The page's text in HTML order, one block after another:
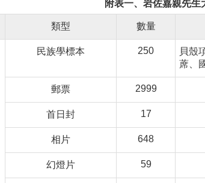
附表一、岩佐嘉親先
類型 數量
民族學標本 250
貝殼
蓆、
郵票 2999
首日封 17
相片 648
幻燈片 59